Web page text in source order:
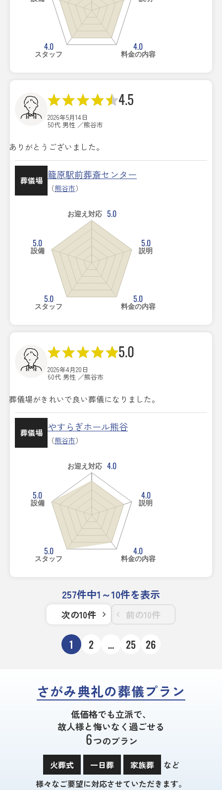
4.0
料金の内容
4.0
スタッフ
4.5
2026年5月14日
50代 男性 ／熊谷市
ありがとうございました。
葬儀場 籠原駅前葬斎センター
（熊谷市）
お迎え対応 5.0
5.0
説明
5.0
料金の内容
5.0
スタッフ
5.0
設備
5.0
2026年4月20日
60代 男性 ／熊谷市
葬儀場がきれいで良い葬儀になりました。
葬儀場 やすらぎホール熊谷
（熊谷市）
お迎え対応 4.0
4.0
説明
4.0
料金の内容
5.0
スタッフ
5.0
設備
257件中1～10件を表示
前の10件
1 2 … 25 26
次の10件
さがみ典礼の葬儀プラン
低価格でも立派で、
故人様と悔いなく過ごせる
6つのプラン
火葬式 一日葬 家族葬
など
様々なご要望に対応させていただきます。